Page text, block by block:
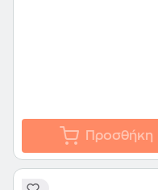
Προσθήκη